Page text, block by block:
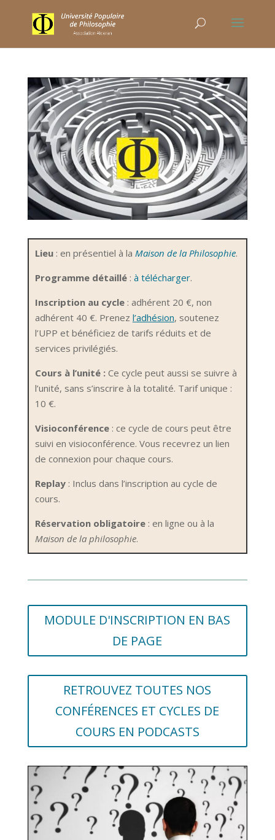
Lieu: en présentiel à la Maison de la Philosophie.
Programme détaillé: à télécharger.
Inscription au cycle : adhérent 20 €, non
adhérent 40 €. Prenez l’adhésion, soutenez
l’UPP et bénéficiez de tarifs réduits et de
services privilégiés.
Cours à l’unité : Ce cycle peut aussi se suivre à
l’unité, sans s’inscrire à la totalité. Tarif unique :
10 €.
Visioconférence: ce cycle de cours peut être
suivi en visioconférence. Vous recevrez un lien
de connexion pour chaque cours.
Replay: Inclus dans l’inscription au cycle de
cours.
Réservation obligatoire: en ligne ou à la
Maison de la philosophie.
MODULE D'INSCRIPTION EN BAS
DE PAGE
RETROUVEZ TOUTES NOS
CONFÉRENCES ET CYCLES DE
COURS EN PODCASTS